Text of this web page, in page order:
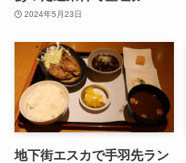
2024年5月23日
地下街エスカで手羽先ラン